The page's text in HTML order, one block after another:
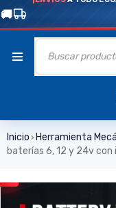
Inicio › Herramienta
baterías 6, 12 y 24v con